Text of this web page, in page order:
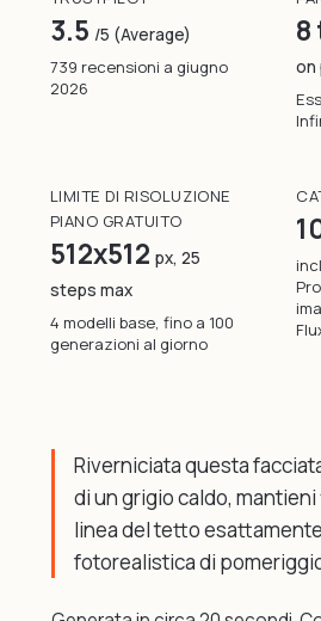
3.5 /5 (Average)
739 recensioni a giugno
2026
8
on
LIMITE DI RISOLUZIONE
PIANO GRATUITO
512x512 px, 25
steps max
4 modelli base, fino a 100
generazioni al giorno
Riverniciata questa
di un grigio caldo,
linea del tetto
fotorealistica di